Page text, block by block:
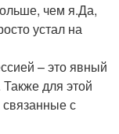
чем я.Да,
устал на
– это явный
для этой
связанные с